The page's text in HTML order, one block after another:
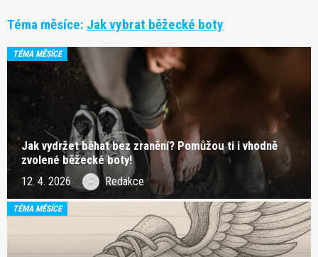
Téma měsíce: Jak vybrat běžecké boty
TÉMA MĚSÍCE
Jak vydržet běhat bez zranění? Pomůžou ti i vhodně
zvolené běžecké boty!
12. 4. 2026 Redakce
TÉMA MĚSÍCE